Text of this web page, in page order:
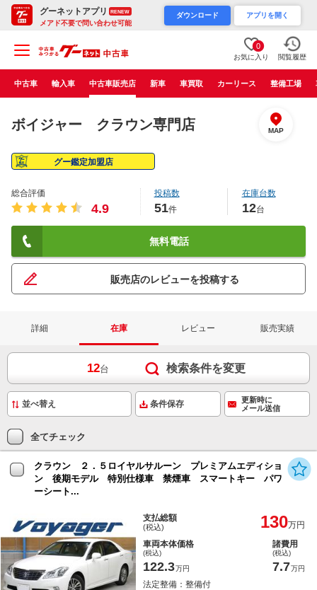
グーネットアプリ RENEW
メアド不要で問い合わせ可能
ダウンロード アプリを開く
0
お気に入り 閲覧履歴
中古車 輸入車 中古車販売店 新車 車買取 カーリース 整備工場
ボイジャー クラウン専門店 MAP
グー鑑定加盟店
総合評価
4.9
投稿数
51件
在庫台数
12台
無料電話
販売店のレビューを投稿する
詳細 在庫 レビュー 販売実績
12台 検索条件を変更
条件保存
更新時に
メール送信
全てチェック
クラウン ２．５ロイヤルサルーン プレミアムエディショ
ン 後期モデル 特別仕様車 禁煙車 スマートキー パワ
ーシート...
支払総額
(税込) 130万円
車両本体価格
(税込)
122.3万円
諸費用
(税込)
7.7万円
法定整備：整備付